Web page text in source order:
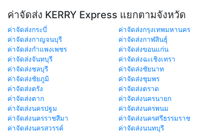
ค่าจัดส่ง KERRY Express แยกตามจังหวัด
ค่าจัดส่งกระบี่
ค่าจัดส่งกรุงเทพมหานคร
ค่าจัดส่งกาญจนบุรี
ค่าจัดส่งกาฬสินธุ์
ค่าจัดส่งกำแพงเพชร
ค่าจัดส่งขอนแก่น
ค่าจัดส่งจันทบุรี
ค่าจัดส่งฉะเชิงเทรา
ค่าจัดส่งชลบุรี
ค่าจัดส่งชัยนาท
ค่าจัดส่งชัยภูมิ
ค่าจัดส่งชุมพร
ค่าจัดส่งตรัง
ค่าจัดส่งตราด
ค่าจัดส่งตาก
ค่าจัดส่งนครนายก
ค่าจัดส่งนครปฐม
ค่าจัดส่งนครพนม
ค่าจัดส่งนครราชสีมา
ค่าจัดส่งนครศรีธรรมราช
ค่าจัดส่งนครสวรรค์
ค่าจัดส่งนนทบุรี